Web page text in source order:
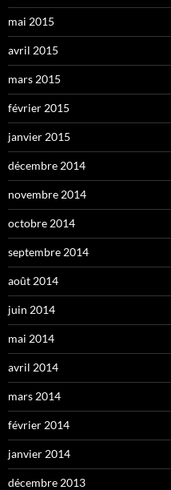
mai 2015
avril 2015
mars 2015
février 2015
janvier 2015
décembre 2014
novembre 2014
octobre 2014
septembre 2014
août 2014
juin 2014
mai 2014
avril 2014
mars 2014
février 2014
janvier 2014
décembre 2013